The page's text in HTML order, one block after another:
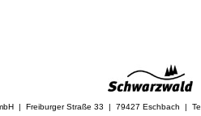
| Freiburger Straße 33 | 79427 Eschbach |